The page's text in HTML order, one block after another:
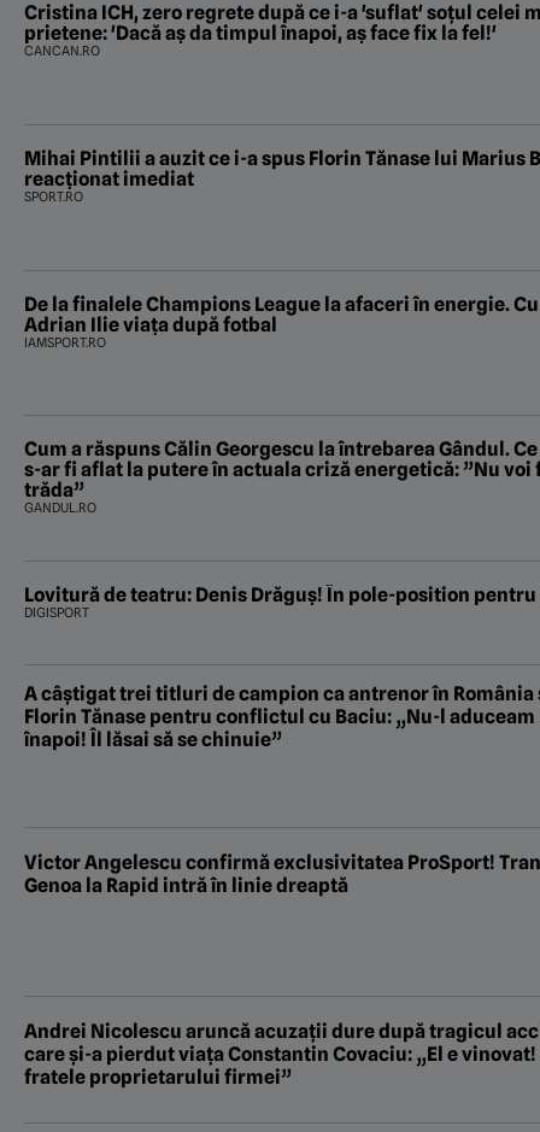
Cristina ICH, zero regrete după ce i-a 'suflat' soțul celei
prietene: 'Dacă aș da timpul înapoi, aș face fix la fel!'
CANCAN.RO
Mihai Pintilii a auzit ce i-a spus Florin Tănase lui Marius
reacționat imediat
SPORT.RO
De la finalele Champions League la afaceri în energie.
Adrian Ilie viața după fotbal
IAMSPORT.RO
Cum a răspuns Călin Georgescu la întrebarea Gândul.
s-ar fi aflat la putere în actuala criză energetică: ”Nu voi
trăda”
GANDUL.RO
Lovitură de teatru: Denis Drăguș! În pole-position
DIGISPORT
A câștigat trei titluri de campion ca antrenor în România
Florin Tănase pentru conflictul cu Baciu: „Nu-l
înapoi! Îl lăsai să se chinuie”
Victor Angelescu confirmă exclusivitatea ProSport!
Genoa la Rapid intră în linie dreaptă
Andrei Nicolescu aruncă acuzații dure după tragicul
care și-a pierdut viața Constantin Covaciu: „El e
fratele proprietarului firmei”